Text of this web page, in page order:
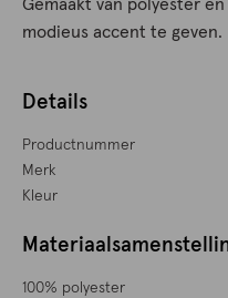
Gemaakt van polyester
modieus accent te geven.
Details
Productnummer
Merk
Kleur
100% polyester